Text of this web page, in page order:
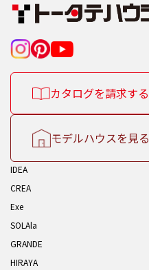
カタログを請求する
モデルハウスを見る
IDEA
CREA
Exe
SOLAla
GRANDE
HIRAYA